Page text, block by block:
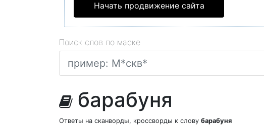
Начать продвижение сайта
Поиск слов по маске
барабуня
Ответы на сканворды, кроссворды к слову барабуня